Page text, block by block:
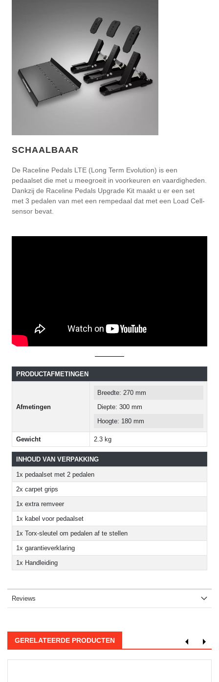
SCHAALBAAR
De Raceline Pedals LTE (Long Term Evolution) is een
pedaalset die met u meegroeit in voorkeuren en vaardigheden.
Dankzij de Raceline Pedals Upgrade Kit maakt u er een set
met 3 pedalen van met een rempedaal dat met een Load Cell-
sensor bevat.
PRODUCTAFMETINGEN
Afmetingen
Breedte: 270 mm
Diepte: 300 mm
Hoogte: 180 mm
Gewicht 2.3 kg
INHOUD VAN VERPAKKING
1x pedaalset met 2 pedalen
2x carpet grips
1x extra remveer
1x kabel voor pedaalset
1x Torx-sleutel om pedalen af te stellen
1x garantieverklaring
1x Handleiding
Reviews
GERELATEERDE PRODUCTEN